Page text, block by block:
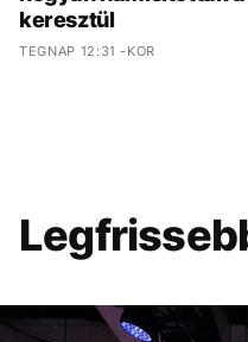
keresztül
TEGNAP 12:31 -KOR